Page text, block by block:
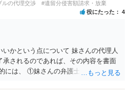
ルの代理交渉 #遺留分侵害額請求・放棄
役にたった 4
かという点について 妹さんの代理人
されるのであれば、その内容を書面
には、 ①妹さんの弁護士に対して、連
記載した合意書等の書面を作成して